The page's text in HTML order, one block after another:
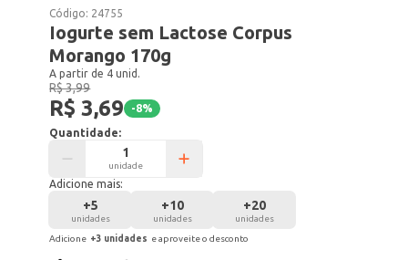
Código: 24755
Iogurte sem Lactose Corpus
Morango 170g
A partir de 4 unid.
R$ 3,99
R$ 3,69 -8%
Quantidade:
unidade
Adicione mais:
+5
unidades
+10
unidades
+20
unidades
Adicione +3 unidades e aproveite o desconto